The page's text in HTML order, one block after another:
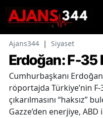
Ajans344 | Siyaset
Erdoğan: F-35
Cumhurbaşkanı
röportajda Türkiye’nin
çıkarılmasını “haksız”
Gazze’den enerjiye, ABD